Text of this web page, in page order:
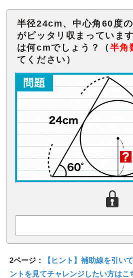
半径24cm、中心角60度
がピッタリ収まっていま
は何cmでしょう？（ 半角
てください）
2ページ：
【ヒント】補助線を引
ントを見てチャレンジしたい方はこ